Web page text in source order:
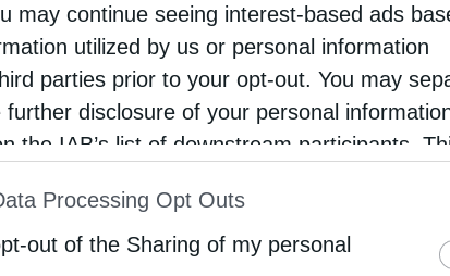
may continue seeing interest-based ads
utilized by us or personal information
parties prior to your opt-out. You may
disclosure of your personal
the IAB’s list of downstream participants.
Participantsthat may further
Processing Opt Outs
out of the Sharing of my personal